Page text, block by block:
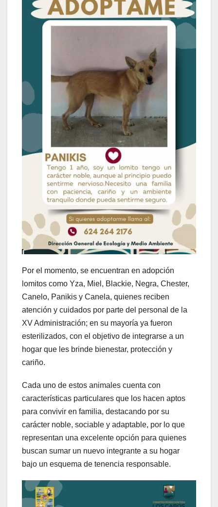
Por el momento, se encuentran en adopción
lomitos como Yza, Miel, Blackie, Negra, Chester,
Canelo, Panikis y Canela, quienes reciben
atención y cuidados por parte del personal de la
XV Administración; en su mayoría ya fueron
esterilizados, con el objetivo de integrarse a un
hogar que les brinde bienestar, protección y
cariño.
Cada uno de estos animales cuenta con
características particulares que los hacen aptos
para convivir en familia, destacando por su
carácter noble, sociable y adaptable, por lo que
representan una excelente opción para quienes
buscan sumar un nuevo integrante a su hogar
bajo un esquema de tenencia responsable.